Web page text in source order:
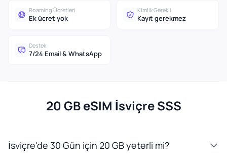
Roaming Ücretleri
Ek ücret yok
Kimlik Gerekli
Kayıt gerekmez
Destek
7/24 Email & WhatsApp
20 GB eSIM İsviçre SSS
İsviçre'de 30 Gün için 20 GB yeterli mi?